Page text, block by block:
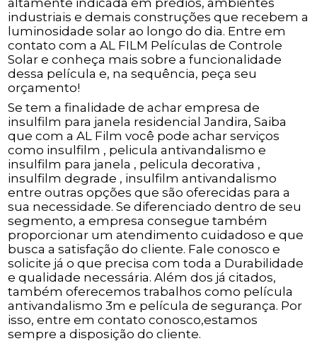
industriais e demais construções que recebem a
luminosidade solar ao longo do dia. Entre em
contato com a AL FILM Películas de Controle
Solar e conheça mais sobre a funcionalidade
dessa película e, na sequência, peça seu
orçamento!
Se tem a finalidade de achar empresa de
insulfilm para janela residencial Jandira, Saiba
que com a AL Film você pode achar serviços
como insulfilm , pelicula antivandalismo e
insulfilm para janela , pelicula decorativa ,
insulfilm degrade , insulfilm antivandalismo
entre outras opções que são oferecidas para a
sua necessidade. Se diferenciado dentro de seu
segmento, a empresa consegue também
proporcionar um atendimento cuidadoso e que
busca a satisfação do cliente. Fale conosco e
solicite já o que precisa com toda a Durabilidade
e qualidade necessária. Além dos já citados,
também oferecemos trabalhos como película
antivandalismo 3m e película de segurança. Por
isso, entre em contato conosco,estamos
sempre a disposição do cliente.